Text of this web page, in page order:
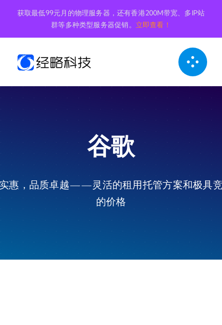
内
获取最低99元月的物理服务器，还有香港200M带宽、多IP站
群等多种类型服务器促销。 立即查看！
谷歌
惠，品质卓越——灵活的租用托管方案和极具
的价格